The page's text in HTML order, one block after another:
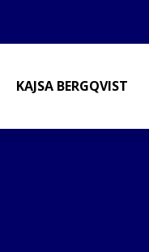
KAJSA BERGQVIST